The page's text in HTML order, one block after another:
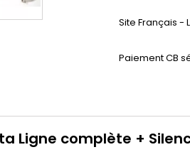
Site Français -
Paiement CB
Ligne complète +